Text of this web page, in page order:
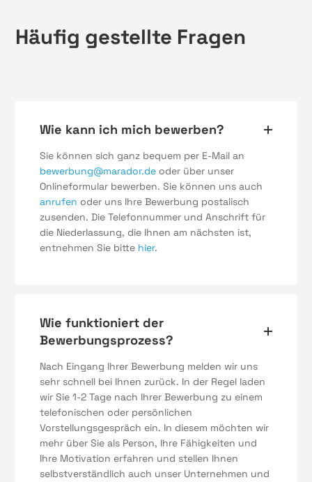
Häufig gestellte Fragen
Wie kann ich mich bewerben?
Sie können sich ganz bequem per E-Mail an
bewerbung@marador.de oder über unser
Onlineformular bewerben. Sie können uns auch
anrufen oder uns Ihre Bewerbung postalisch
zusenden. Die Telefonnummer und Anschrift für
die Niederlassung, die Ihnen am nächsten ist,
entnehmen Sie bitte hier.
Wie funktioniert der
Bewerbungsprozess?
Nach Eingang Ihrer Bewerbung melden wir uns
sehr schnell bei Ihnen zurück. In der Regel laden
wir Sie 1-2 Tage nach Ihrer Bewerbung zu einem
telefonischen oder persönlichen
Vorstellungsgespräch ein. In diesem möchten wir
mehr über Sie als Person, Ihre Fähigkeiten und
Ihre Motivation erfahren und stellen Ihnen
selbstverständlich auch unser Unternehmen und